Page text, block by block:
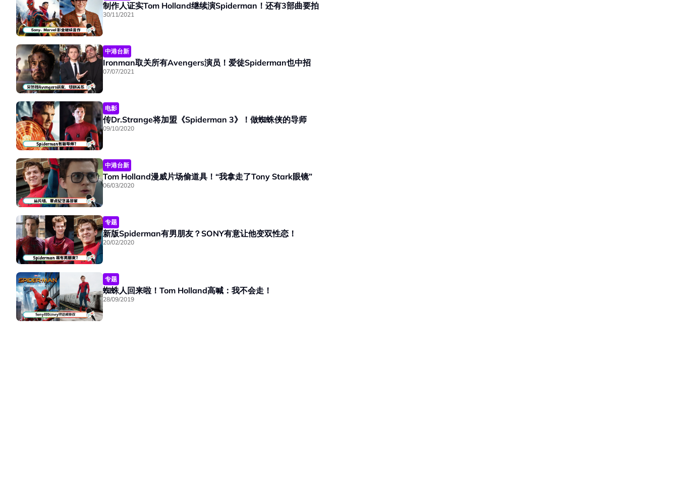
制作人证实Tom Holland继续演Spiderman！还有3部曲要拍
30/11/2021
中港台新
Ironman取关所有Avengers演员！爱徒Spiderman也中招
07/07/2021
电影
传Dr.Strange将加盟《Spiderman 3》！做蜘蛛侠的导师
09/10/2020
中港台新
Tom Holland漫威片场偷道具！“我拿走了Tony Stark眼镜”
06/03/2020
专题
新版Spiderman有男朋友？SONY有意让他变双性恋！
20/02/2020
专题
蜘蛛人回来啦！Tom Holland高喊：我不会走！
28/09/2019